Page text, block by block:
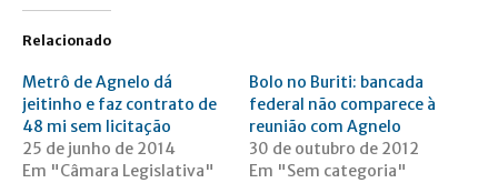
Relacionado
Metrô de Agnelo dá
jeitinho e faz contrato de
48 mi sem licitação
25 de junho de 2014
Em "Câmara Legislativa"
Bolo no Buriti: bancada
federal não comparece à
reunião com Agnelo
30 de outubro de 2012
Em "Sem categoria"